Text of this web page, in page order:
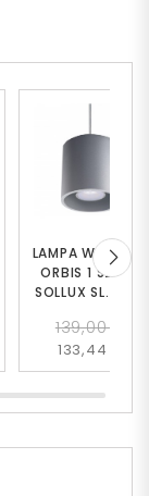
LAMPA WISZĄCA
ORBIS 1 SZARY
SOLLUX SL.0052
139,00 zł
133,44 zł